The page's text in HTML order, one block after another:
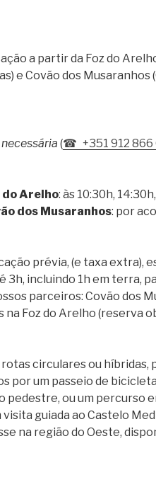
a partir da Foz do
e Covão dos Musaranhos
( +351 912
do Arelho: às 10:30h,
dos Musaranhos: por
prévia, (e taxa extra),
3h, incluindo 1h em terra,
parceiros: Covão dos
na Foz do Arelho (reserva
circulares ou híbridas,
por um passeio de
pedestre, ou um percurso
guiada ao Castelo
na região do Oeste,